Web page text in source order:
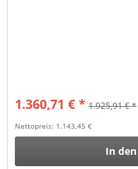
1.360,71 € * 1.925,91 € *
Nettopreis: 1.143,45 €
In den